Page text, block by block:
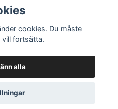
SOUND
cookies. Du måste
fortsätta.
alla